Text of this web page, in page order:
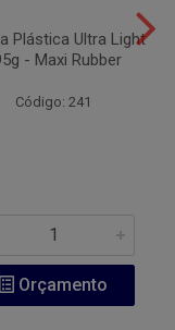
Plástica Ultra Light
- Maxi Rubber
Código: 241
Orçamento